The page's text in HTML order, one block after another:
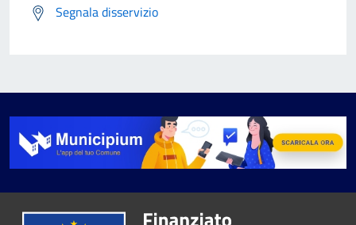
Segnala disservizio